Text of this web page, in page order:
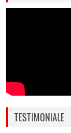
TESTIMONIALE